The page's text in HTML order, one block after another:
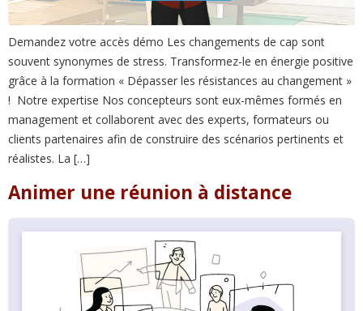
Demandez votre accès démo Les changements de cap sont
souvent synonymes de stress. Transformez-le en énergie positive
grâce à la formation « Dépasser les résistances au changement »
! Notre expertise Nos concepteurs sont eux-mêmes formés en
management et collaborent avec des experts, formateurs ou
clients partenaires afin de construire des scénarios pertinents et
réalistes. La […]
Animer une réunion à distance